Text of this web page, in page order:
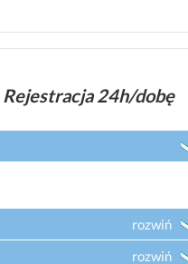
Rejestracja 24h/dobę
rozwiń
rozwiń